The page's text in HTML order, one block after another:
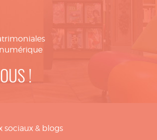
!
sociaux & blogs